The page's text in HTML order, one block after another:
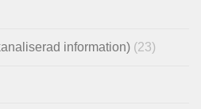
information) (23)